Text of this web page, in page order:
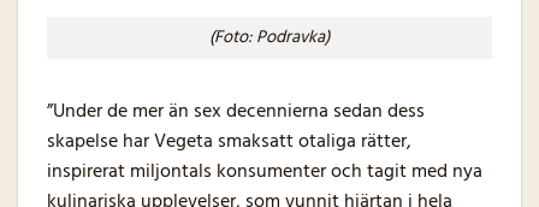
(Foto: Podravka)
”Under de mer än sex decennierna sedan dess
skapelse har Vegeta smaksatt otaliga rätter,
inspirerat miljontals konsumenter och tagit med nya